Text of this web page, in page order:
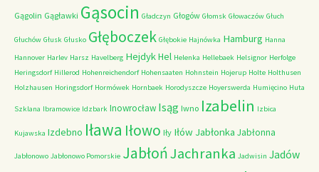
Gągolin Gągławki Gąsocin Gładczyn Głogów Głomsk Głowaczów Głuch
Głuchów Głusk Głusko Głęboczek Głębokie Hajnówka Hamburg Hanna
Hannover Harlev Harsz Havelberg HejdykHel Helenka Hellebaek Helsignor Herfolge
Heringsdorf Hillerod Hohenreichendorf Hohensaaten Hohnstein Hojerup Holte Holthusen
Holzhausen Horingsdorf Hormówek Hornbaek Horodyszcze Hoyerswerda Humięcino Huta
Szklana Ibramowice Idzbark Inowrocław Isąg Iwno Izabelin Izbica
Kujawska Izdebno Iława Iłowo Iły Iłów Jabłonka Jabłonna
Jabłonowo Jabłonowo Pomorskie JabłońJachranka Jadwisin Jadów